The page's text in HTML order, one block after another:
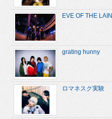
EVE OF THE LAIN
grating hunny
ロマネスク実験